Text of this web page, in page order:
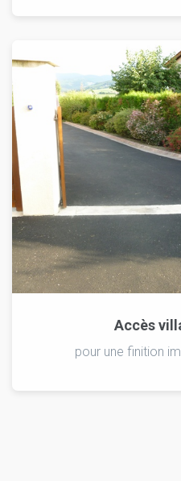
Accès
pour une finition